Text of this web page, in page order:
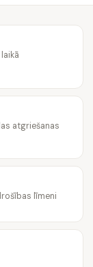
atgriešanas
līmeni